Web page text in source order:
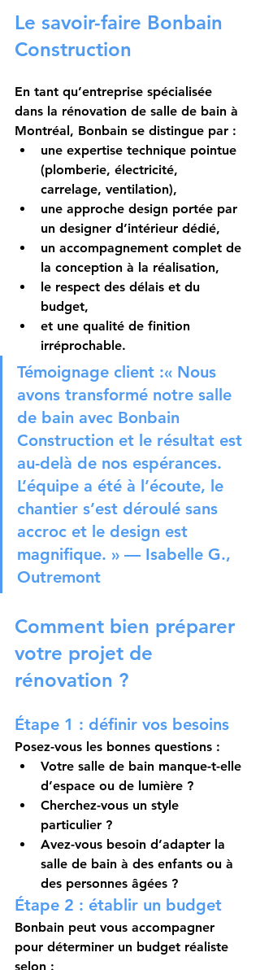
Le savoir-faire Bonbain
Construction
En tant qu’entreprise spécialisée
dans la rénovation de salle de bain à
Montréal, Bonbain se distingue par :
une expertise technique pointue
(plomberie, électricité,
carrelage, ventilation),
une approche design portée par
un designer d’intérieur dédié,
un accompagnement complet de
la conception à la réalisation,
le respect des délais et du
budget,
et une qualité de finition
irréprochable.
Témoignage client :« Nous
avons transformé notre salle
de bain avec Bonbain
Construction et le résultat est
au-delà de nos espérances.
L’équipe a été à l’écoute, le
chantier s’est déroulé sans
accroc et le design est
magnifique. » — Isabelle G.,
Outremont
Comment bien préparer
votre projet de
rénovation ?
Étape 1 : définir vos besoins
Posez-vous les bonnes questions :
Votre salle de bain manque-t-elle
d’espace ou de lumière ?
Cherchez-vous un style
particulier ?
Avez-vous besoin d’adapter la
salle de bain à des enfants ou à
des personnes âgées ?
Étape 2 : établir un budget
Bonbain peut vous accompagner
pour déterminer un budget réaliste
selon :